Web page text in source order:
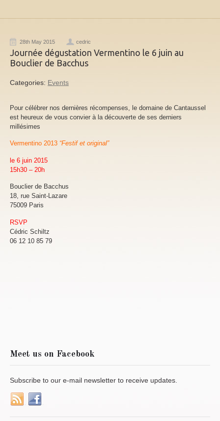
28th May 2015 cedric
Journée dégustation Vermentino le 6 juin au
Bouclier de Bacchus
Categories: Events
Pour célébrer nos dernières récompenses, le domaine de Cantaussel
est heureux de vous convier à la découverte de ses derniers
millésimes
Vermentino 2013 “Festif et original”
le 6 juin 2015
15h30 – 20h
Bouclier de Bacchus
18, rue Saint-Lazare
75009 Paris
RSVP
Cédric Schiltz
06 12 10 85 79
Meet us on Facebook
Subscribe to our e-mail newsletter to receive updates.